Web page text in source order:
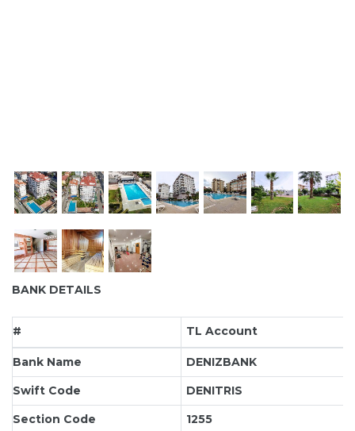
BANK DETAILS
# TL Account
Bank Name
DENIZBANK
Swift Code
DENITRIS
Section Code
1255